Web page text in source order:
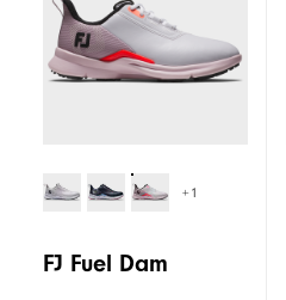
+1
FJ Fuel Dam